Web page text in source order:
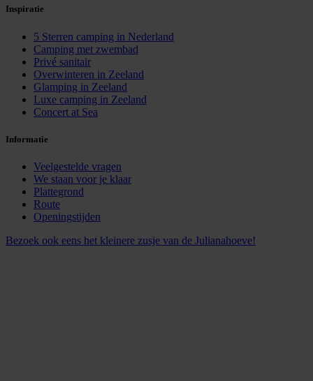
Inspiratie
5 Sterren camping in Nederland
Camping met zwembad
Privé sanitair
Overwinteren in Zeeland
Glamping in Zeeland
Luxe camping in Zeeland
Concert at Sea
Informatie
Veelgestelde vragen
We staan voor je klaar
Plattegrond
Route
Openingstijden
Bezoek ook eens het kleinere zusje van de Julianahoeve!